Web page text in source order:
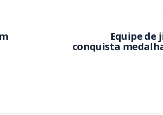
Equipe de
conquista